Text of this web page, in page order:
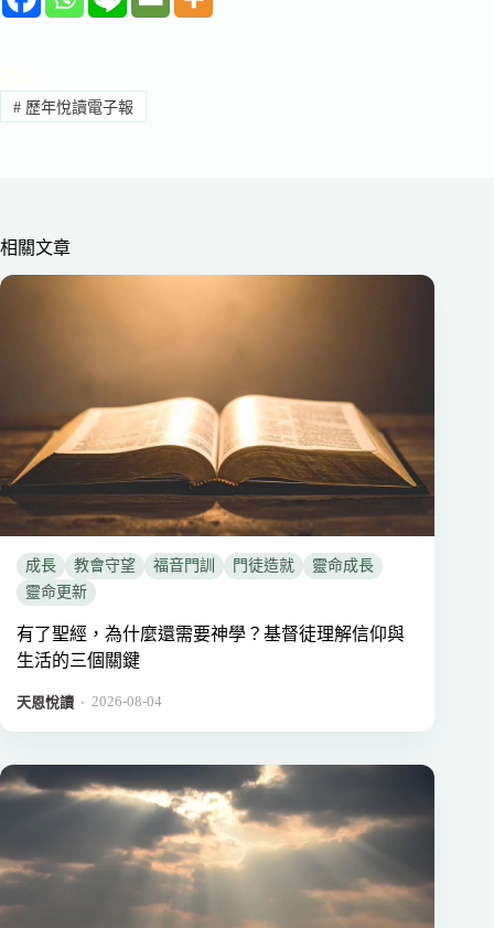
#歷年悅讀電子報
相關文章
成長 教會守望 福音門訓 門徒造就
靈命成長
靈命更新
有了聖經，為什麼還需要神學？基督徒理解信仰與
生活的三個關鍵
天恩悅讀 ． 2026-08-04